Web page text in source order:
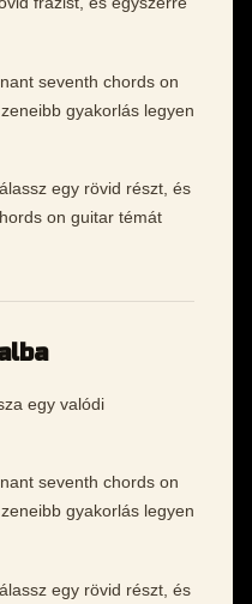
seventh chords on
gyakorlás legyen
egy rövid részt, és
on guitar témát
egy valódi
seventh chords on
gyakorlás legyen
egy rövid részt, és